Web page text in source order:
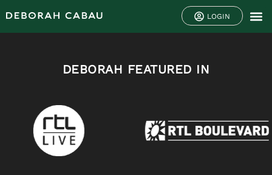
LOGIN
DEBORAH FEATURED IN